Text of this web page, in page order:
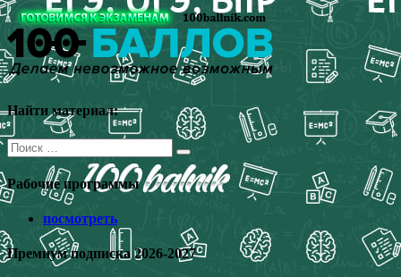
Перейти
к
содержимому
Найти материал:
Поиск
для:
Рабочие программы
посмотреть
Премиум подписка 2026-2027